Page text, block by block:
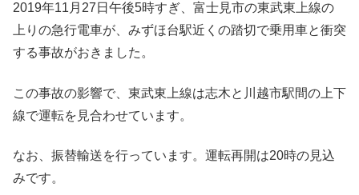
2019年11月27日午後5時すぎ、富士見市の東武東上線の
上りの急行電車が、みずほ台駅近くの踏切で乗用車と衝突
する事故がおきました。
この事故の影響で、東武東上線は志木と川越市駅間の上下
線で運転を見合わせています。
なお、振替輸送を行っています。運転再開は20時の見込
みです。